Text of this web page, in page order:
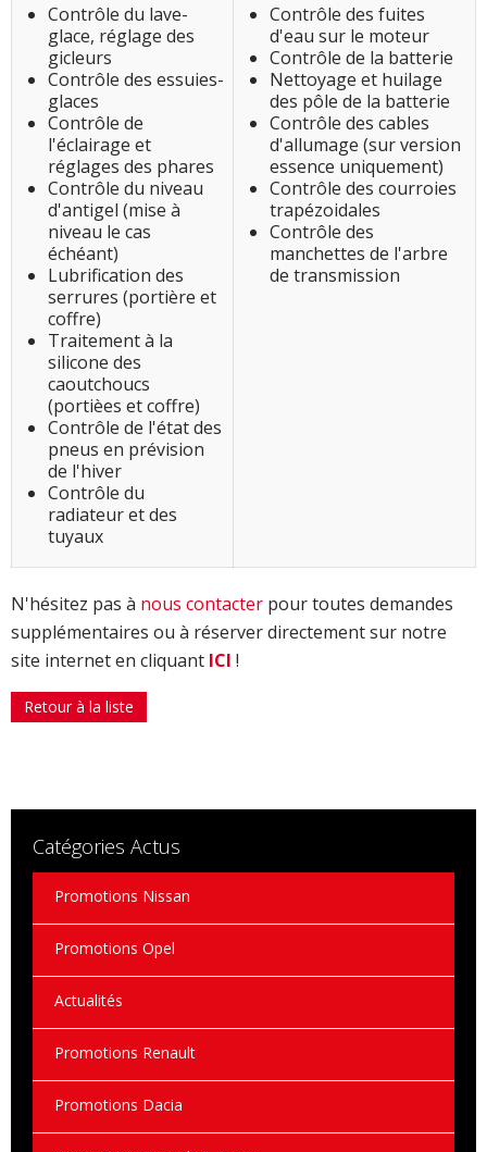
Contrôle du lave-
glace, réglage des
gicleurs
Contrôle des essuies-
glaces
Contrôle de
l'éclairage et
réglages des phares
Contrôle du niveau
d'antigel (mise à
niveau le cas
échéant)
Lubrification des
serrures (portière et
coffre)
Traitement à la
silicone des
caoutchoucs
(portièes et coffre)
Contrôle de l'état des
pneus en prévision
de l'hiver
Contrôle du
radiateur et des
tuyaux
Contrôle des fuites
d'eau sur le moteur
Contrôle de la batterie
Nettoyage et huilage
des pôle de la batterie
Contrôle des cables
d'allumage (sur version
essence uniquement)
Contrôle des courroies
trapézoidales
Contrôle des
manchettes de l'arbre
de transmission
N'hésitez pas à nous contacter pour toutes demandes
supplémentaires ou à réserver directement sur notre
site internet en cliquant ICI !
Retour à la liste
Catégories Actus
Promotions Nissan
Promotions Opel
Actualités
Promotions Renault
Promotions Dacia